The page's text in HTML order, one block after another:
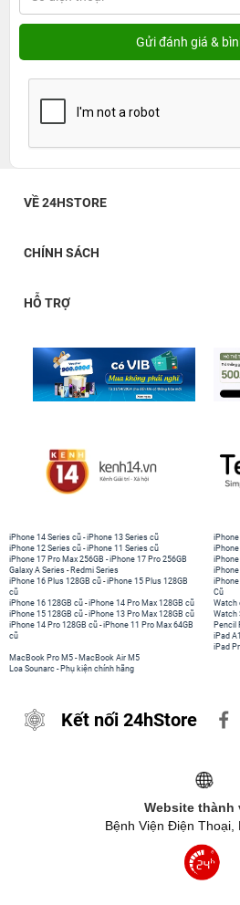
VỀ 24HSTORE
CHÍNH SÁCH
HỖ TRỢ
iPhone 14 Series cũ -iPhone 13 Series cũ
iPhone 12 Series cũ -iPhone 11 Series cũ
iPhone 17 Pro Max 256GB -iPhone 17 Pro 256GB
Galaxy A Series - Redmi Series
iPhone
iPhone
iPhone 16 Plus 128GB cũ -iPhone 15 Plus 128GB
cũ
iPhone 16 128GB cũ -iPhone 14 Pro Max 128GB cũ
iPhone 15 128GB cũ -iPhone 13 Pro Max 128GB cũ
iPhone 14 Pro 128GB cũ -iPhone 11 Pro Max 64GB
cũ
iPhone
Cũ
Watch
Watch
Pencil
iPad
iPad
MacBook Pro M5 - MacBook Air M5
Loa Sounarc - Phụ kiện chính hãng
Kết nối 24hStore
Website thành
Bệnh Viện Điện Thoại,